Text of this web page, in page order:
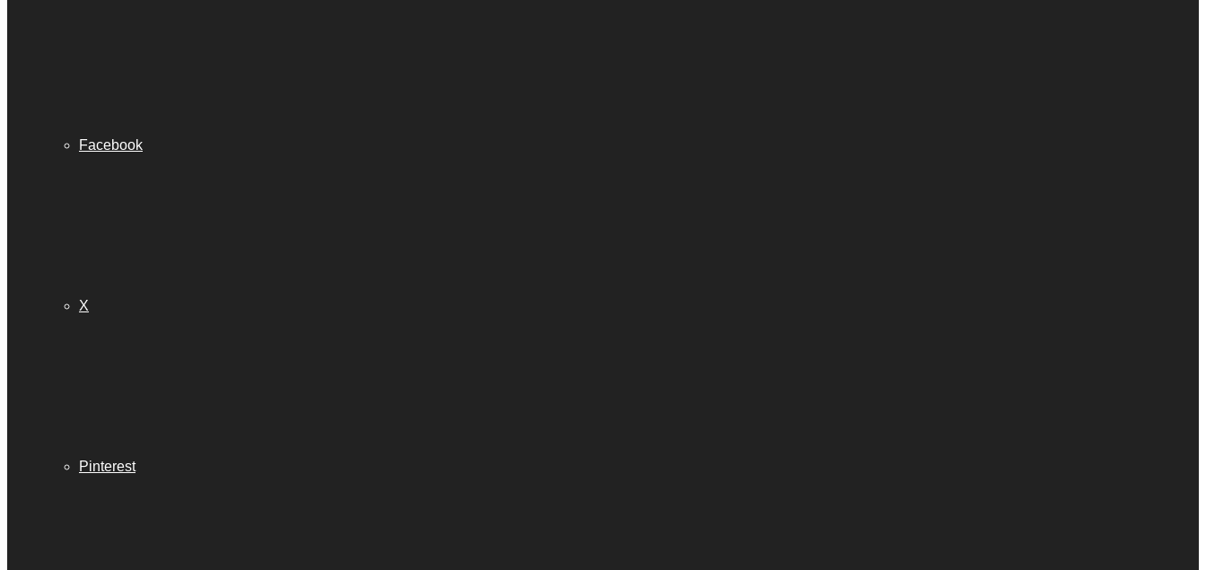
Facebook
X
Pinterest